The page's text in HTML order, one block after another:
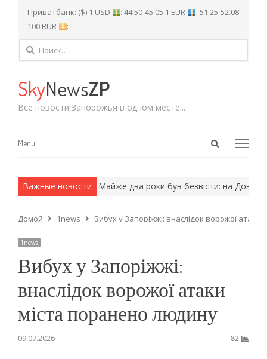
Приватбанк: ($) 1 USD : 44.50-45.05 1 EUR
: 51.25-52.08
100 RUR
: -
Найти:
SkyNewsZP
Все новости Запорожья в одном месте...
Open
Menu
Menu
Важные новости
армейские методы. Майже два роки був безвісти: на
Домой 1news Вибух у Запоріжжі: внаслідок ворожої
1news
Вибух у Запоріжжі:
внаслідок ворожої атаки
міста поранено людину
09.07.2026 82